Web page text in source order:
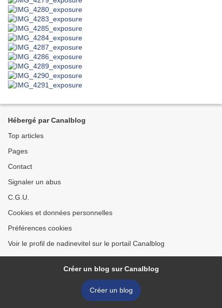
Hébergé par Canalblog
Top articles
Pages
Contact
Signaler un abus
C.G.U.
Cookies et données personnelles
Préférences cookies
Voir le profil de nadinevitel sur le portail Canalblog
Créer un blog sur Canalblog
Créer un blog